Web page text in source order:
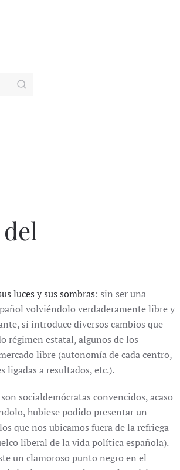
luces y sus sombras: sin ser una
volviéndolo verdaderamente libre y
sí introduce diversos cambios que
régimen estatal, algunos de los
libre (autonomía de cada centro,
ligadas a resultados, etc.).
socialdemócratas convencidos, acaso
hubiese podido presentar un
que nos ubicamos fuera de la refriega
liberal de la vida política española).
un clamoroso punto negro en el